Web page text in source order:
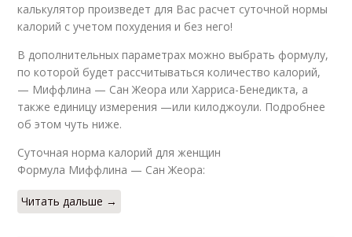
калькулятор произведет для Вас расчет суточной нормы
калорий с учетом похудения и без него!
В дополнительных параметрах можно выбрать формулу,
по которой будет рассчитываться количество калорий,
— Миффлина — Сан Жеора или Харриса-Бенедикта, а
также единицу измерения —или килоджоули. Подробнее
об этом чуть ниже.
Суточная норма калорий для женщин
Формула Миффлина — Сан Жеора:
Читать дальше →